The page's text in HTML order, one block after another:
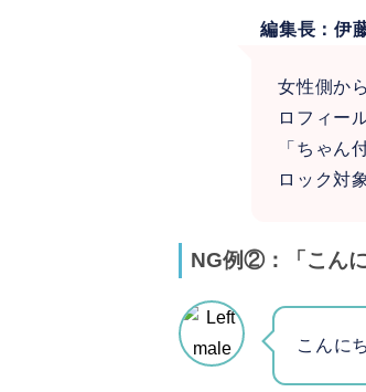
編集長：伊
女性側か
ロフィー
「ちゃん
ロック対
NG例②：「こん
こんに